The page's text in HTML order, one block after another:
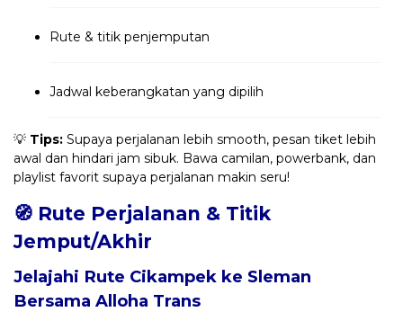
Rute & titik penjemputan
Jadwal keberangkatan yang dipilih
💡 Tips: Supaya perjalanan lebih smooth, pesan tiket lebih
awal dan hindari jam sibuk. Bawa camilan, powerbank, dan
playlist favorit supaya perjalanan makin seru!
🧭 Rute Perjalanan & Titik
Jemput/Akhir
Jelajahi Rute Cikampek ke Sleman
Bersama Alloha Trans